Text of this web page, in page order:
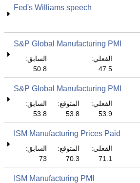
Fed's Williams speech
S&P Global Manufacturing PMI
الفعلي:
47.5
السابق:
50.8
S&P Global Manufacturing PMI
الفعلي:
53.9
المتوقع:
53.8
السابق:
53.8
ISM Manufacturing Prices Paid
الفعلي:
71.1
المتوقع:
70.3
السابق:
73
ISM Manufacturing PMI